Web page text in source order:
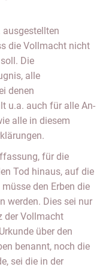
ausgestellten
die Vollmacht nicht
Die
alle
denen
u.a. auch für alle An-
alle in diesem
für die
Tod hinaus, auf die
den Erben die
werden. Dies sei nur
der Vollmacht
über den
benannt, noch die
sei die in der